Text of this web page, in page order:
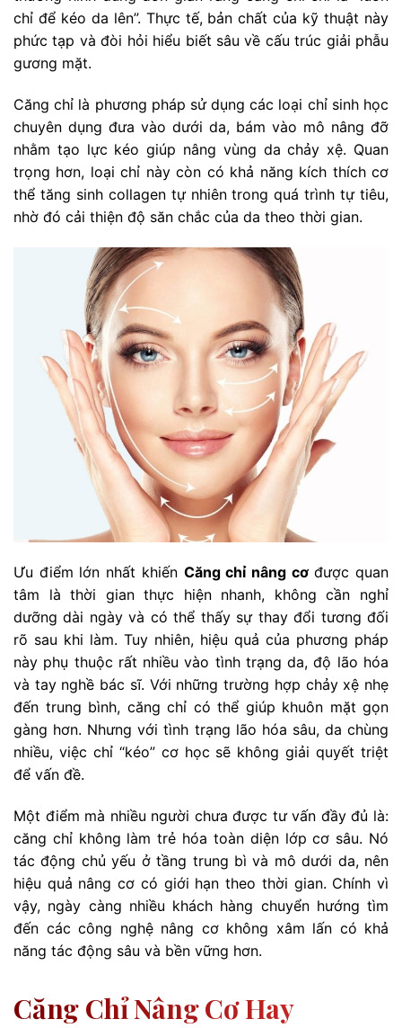
chỉ để kéo da lên”. Thực tế, bản chất của kỹ thuật này
phức tạp và đòi hỏi hiểu biết sâu về cấu trúc giải phẫu
gương mặt.
Căng chỉ là phương pháp sử dụng các loại chỉ sinh học
chuyên dụng đưa vào dưới da, bám vào mô nâng đỡ
nhằm tạo lực kéo giúp nâng vùng da chảy xệ. Quan
trọng hơn, loại chỉ này còn có khả năng kích thích cơ
thể tăng sinh collagen tự nhiên trong quá trình tự tiêu,
nhờ đó cải thiện độ săn chắc của da theo thời gian.
Ưu điểm lớn nhất khiến Căng chỉ nâng cơđược quan
tâm là thời gian thực hiện nhanh, không cần nghỉ
dưỡng dài ngày và có thể thấy sự thay đổi tương đối
rõ sau khi làm. Tuy nhiên, hiệu quả của phương pháp
này phụ thuộc rất nhiều vào tình trạng da, độ lão hóa
và tay nghề bác sĩ. Với những trường hợp chảy xệ nhẹ
đến trung bình, căng chỉ có thể giúp khuôn mặt gọn
gàng hơn. Nhưng với tình trạng lão hóa sâu, da chùng
nhiều, việc chỉ “kéo” cơ học sẽ không giải quyết triệt
để vấn đề.
Một điểm mà nhiều người chưa được tư vấn đầy đủ là:
căng chỉ không làm trẻ hóa toàn diện lớp cơ sâu. Nó
tác động chủ yếu ở tầng trung bì và mô dưới da, nên
hiệu quả nâng cơ có giới hạn theo thời gian. Chính vì
vậy, ngày càng nhiều khách hàng chuyển hướng tìm
đến các công nghệ nâng cơ không xâm lấn có khả
năng tác động sâu và bền vững hơn.
Căng Chỉ Nâng Cơ Hay